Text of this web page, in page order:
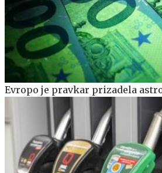
Evropo je pravkar prizadela